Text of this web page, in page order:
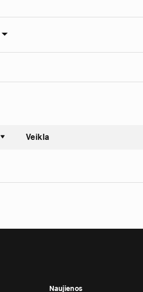
Sort ascending
Veikla
Naujienos